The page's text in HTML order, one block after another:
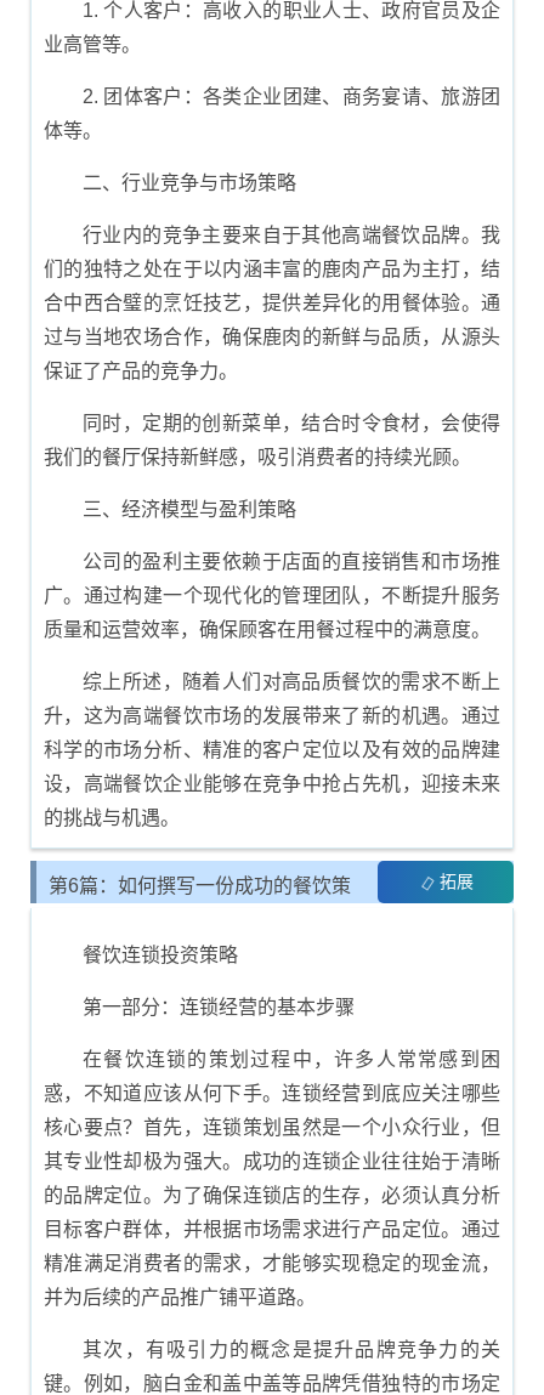
1. 个人客户：高收入的职业人士、政府官员及企
业高管等。
2. 团体客户：各类企业团建、商务宴请、旅游团
体等。
二、行业竞争与市场策略
行业内的竞争主要来自于其他高端餐饮品牌。我
们的独特之处在于以内涵丰富的鹿肉产品为主打，结
合中西合璧的烹饪技艺，提供差异化的用餐体验。通
过与当地农场合作，确保鹿肉的新鲜与品质，从源头
保证了产品的竞争力。
同时，定期的创新菜单，结合时令食材，会使得
我们的餐厅保持新鲜感，吸引消费者的持续光顾。
三、经济模型与盈利策略
公司的盈利主要依赖于店面的直接销售和市场推
广。通过构建一个现代化的管理团队，不断提升服务
质量和运营效率，确保顾客在用餐过程中的满意度。
综上所述，随着人们对高品质餐饮的需求不断上
升，这为高端餐饮市场的发展带来了新的机遇。通过
科学的市场分析、精准的客户定位以及有效的品牌建
设，高端餐饮企业能够在竞争中抢占先机，迎接未来
的挑战与机遇。
第6篇：如何撰写一份成功的餐饮策 拓展
餐饮连锁投资策略
第一部分：连锁经营的基本步骤
在餐饮连锁的策划过程中，许多人常常感到困
惑，不知道应该从何下手。连锁经营到底应关注哪些
核心要点？首先，连锁策划虽然是一个小众行业，但
其专业性却极为强大。成功的连锁企业往往始于清晰
的品牌定位。为了确保连锁店的生存，必须认真分析
目标客户群体，并根据市场需求进行产品定位。通过
精准满足消费者的需求，才能够实现稳定的现金流，
并为后续的产品推广铺平道路。
其次，有吸引力的概念是提升品牌竞争力的关
键。例如，脑白金和盖中盖等品牌凭借独特的市场定